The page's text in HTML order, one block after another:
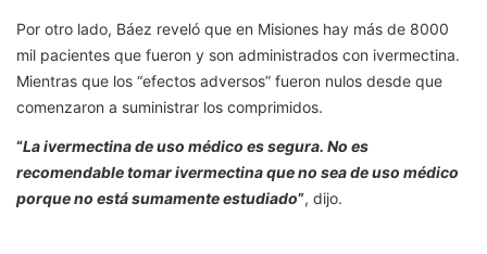
Por otro lado, Báez reveló que en Misiones hay más de 8000
mil pacientes que fueron y son administrados con ivermectina.
Mientras que los “efectos adversos” fueron nulos desde que
comenzaron a suministrar los comprimidos.
“La ivermectina de uso médico es segura. No es
recomendable tomar ivermectina que no sea de uso médico
porque no está sumamente estudiado”, dijo.